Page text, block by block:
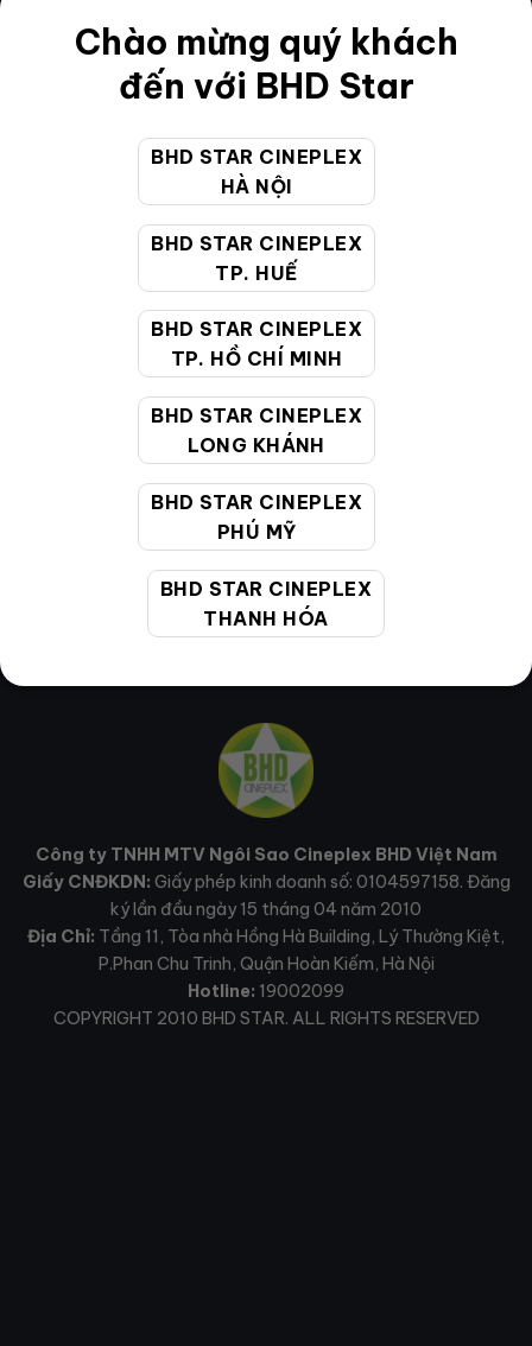
Chào mừng quý khách
đến với BHD Star
BHD STAR CINEPLEX
HÀ NỘI
BHD STAR CINEPLEX
TP. HUẾ
BHD STAR CINEPLEX
TP. HỒ CHÍ MINH
BHD STAR CINEPLEX
LONG KHÁNH
BHD STAR CINEPLEX
PHÚ MỸ
BHD STAR CINEPLEX
THANH HÓA
Điều khoản
Hướng dẫn đặt vé trực tuyến
Chính sách bảo vệ thông tin cá nhân của người tiêu
CHĂM SÓC KHÁCH HÀNG
19002099
gồm cả Lễ, Tết)
cskh@bhdstar.vn
MẠNG XÃ HỘI
Công ty TNHH MTV Ngôi Sao Cineplex BHD Việt Nam
Giấy CNĐKDN: Giấy phép kinh doanh số: 0104597158. Đăng
ký lần đầu ngày 15 tháng 04 năm 2010
Địa Chỉ: Tầng 11, Tòa nhà Hồng Hà Building, Lý Thường Kiệt,
P.Phan Chu Trinh, Quận Hoàn Kiếm, Hà Nội
Hotline: 19002099
COPYRIGHT 2010 BHD STAR. ALL RIGHTS RESERVED